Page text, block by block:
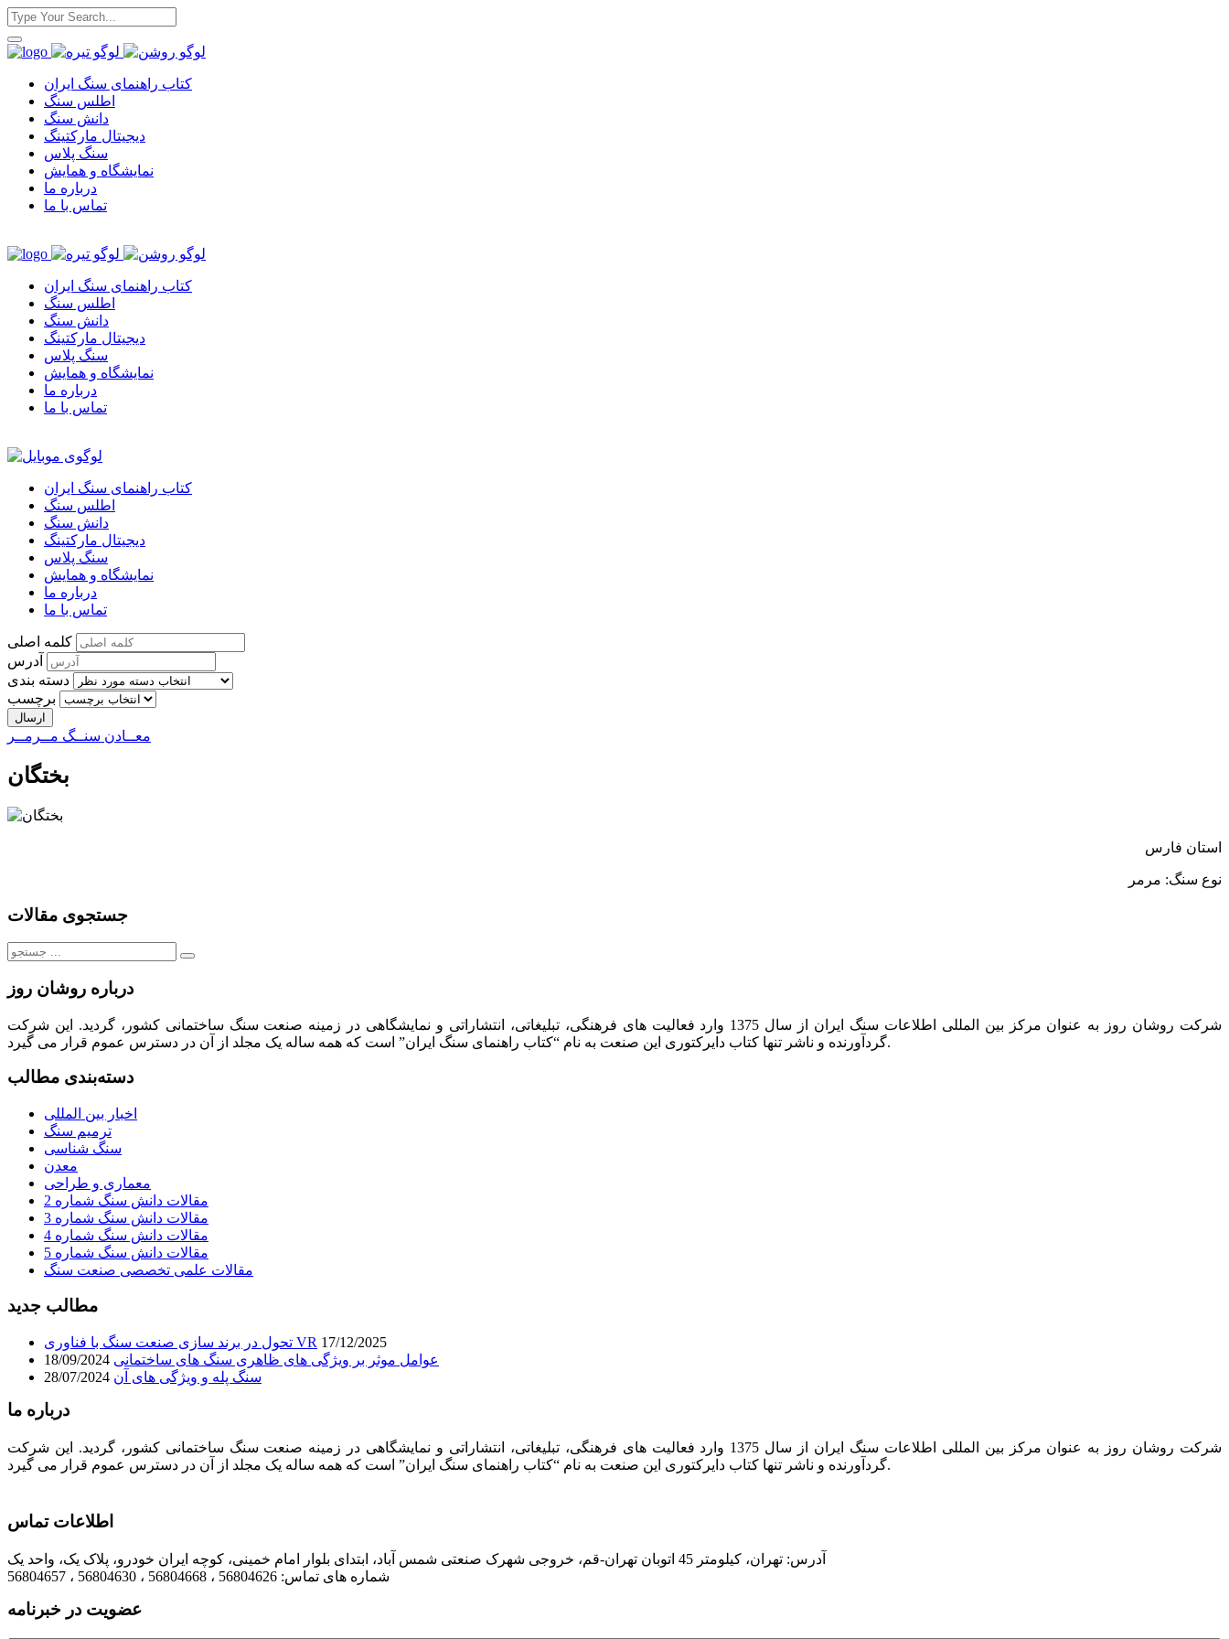
کتاب راهنمای سنگ ایران
اطلس سنگ
دانش سنگ
دیجیتال مارکتینگ
سنگ پلاس
نمایشگاه و همایش
درباره ما
تماس با ما
کتاب راهنمای سنگ ایران
اطلس سنگ
دانش سنگ
دیجیتال مارکتینگ
سنگ پلاس
نمایشگاه و همایش
درباره ما
تماس با ما
کتاب راهنمای سنگ ایران
اطلس سنگ
دانش سنگ
دیجیتال مارکتینگ
سنگ پلاس
نمایشگاه و همایش
درباره ما
تماس با ما
کلمه اصلی
آدرس
دسته بندی
برچسب
معــادن سنــگ مــرمــر
بختگان
استان فارس
نوع سنگ: مرمر
جستجوی مقالات
جستجو
درباره روشان روز
شرکت روشان روز به عنوان مرکز بین المللی اطلاعات سنگ ایران از سال 1375 وارد فعالیت های فرهنگی، تبلیغاتی، انتشاراتی و نمایشگاهی در زمینه صنعت سنگ ساختمانی کشور، گردید. این شرکت
گردآورنده و ناشر تنها کتاب دایرکتوری این صنعت به نام “کتاب راهنمای سنگ ایران” است که همه ساله یک مجلد از آن در دسترس عموم قرار می گیرد.
دسته‌بندی مطالب
اخبار بین المللی
ترمیم سنگ
سنگ شناسی
معدن
معماری و طراحی
مقالات دانش سنگ شماره 2
مقالات دانش سنگ شماره 3
مقالات دانش سنگ شماره 4
مقالات دانش سنگ شماره 5
مقالات علمی تخصصی صنعت سنگ
مطالب جدید
تحول در برند سازی صنعت سنگ با فناوری VR 17/12/2025
عوامل موثر بر ویژگی های ظاهری سنگ های ساختمانی 18/09/2024
سنگ پله و ویژگی های آن 28/07/2024
درباره ما
شرکت روشان روز به عنوان مرکز بین المللی اطلاعات سنگ ایران از سال 1375 وارد فعالیت های فرهنگی، تبلیغاتی، انتشاراتی و نمایشگاهی در زمینه صنعت سنگ ساختمانی کشور، گردید. این شرکت
گردآورنده و ناشر تنها کتاب دایرکتوری این صنعت به نام “کتاب راهنمای سنگ ایران” است که همه ساله یک مجلد از آن در دسترس عموم قرار می گیرد.
اطلاعات تماس
آدرس: تهران، کیلومتر 45 اتوبان تهران-قم، خروجی شهرک صنعتی شمس آباد، ابتدای بلوار امام خمینی، کوچه ایران خودرو، پلاک یک، واحد یک
شماره های تماس: 56804626 ، 56804668 ، 56804630 ، 56804657
عضویت در خبرنامه